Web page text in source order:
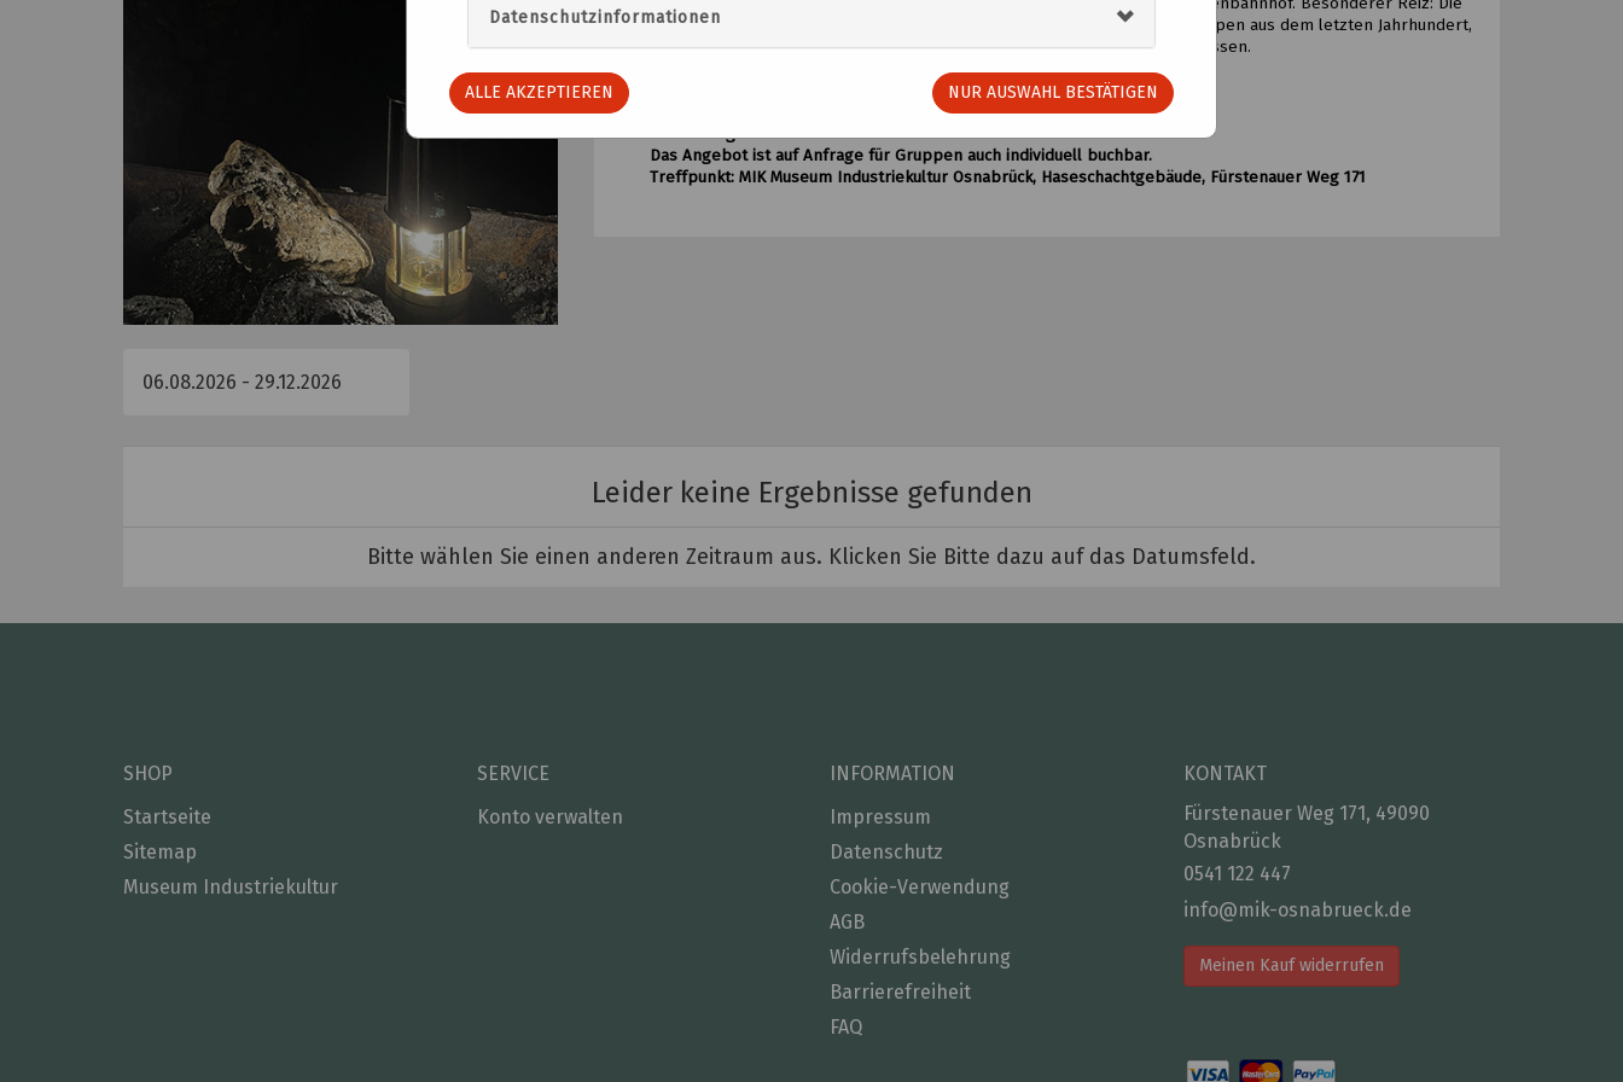
Datenschutzinformationen
ALLE AKZEPTIEREN NUR AUSWAHL BESTÄTIGEN
erläutert. Dabei geht es zum Süberweg, zur Glückaufstraße und zum Zechenbahnhof. Besonderer Reiz: Die
Teilnehmer*innen erhellen ihren Weg selbst durch historische Grubenlampen aus dem letzten Jahrhundert,
welche die Häuser und Anlagen in einem besonderen Glanz erscheinen lassen.
Tipp: Wettergemäße Kleidung und festes Schuhwerk
Kosten: 12 Euro, ermäßigt: 9 Euro (jeweils inklusive Eintritt), Kinder 4 Euro
Anmeldung erforderlich!
Das Angebot ist auf Anfrage für Gruppen auch individuell buchbar.
Treffpunkt: MIK Museum Industriekultur Osnabrück, Haseschachtgebäude, Fürstenauer Weg 171
Leider keine Ergebnisse gefunden
Bitte wählen Sie einen anderen Zeitraum aus. Klicken Sie Bitte dazu auf das Datumsfeld.
SHOP
Startseite
Sitemap
Museum Industriekultur
SERVICE
Konto verwalten
INFORMATION
Impressum
Datenschutz
Cookie-Verwendung
AGB
Widerrufsbelehrung
Barrierefreiheit
FAQ
KONTAKT
Fürstenauer Weg 171, 49090
Osnabrück
0541 122 447
info@mik-osnabrueck.de
Meinen Kauf widerrufen